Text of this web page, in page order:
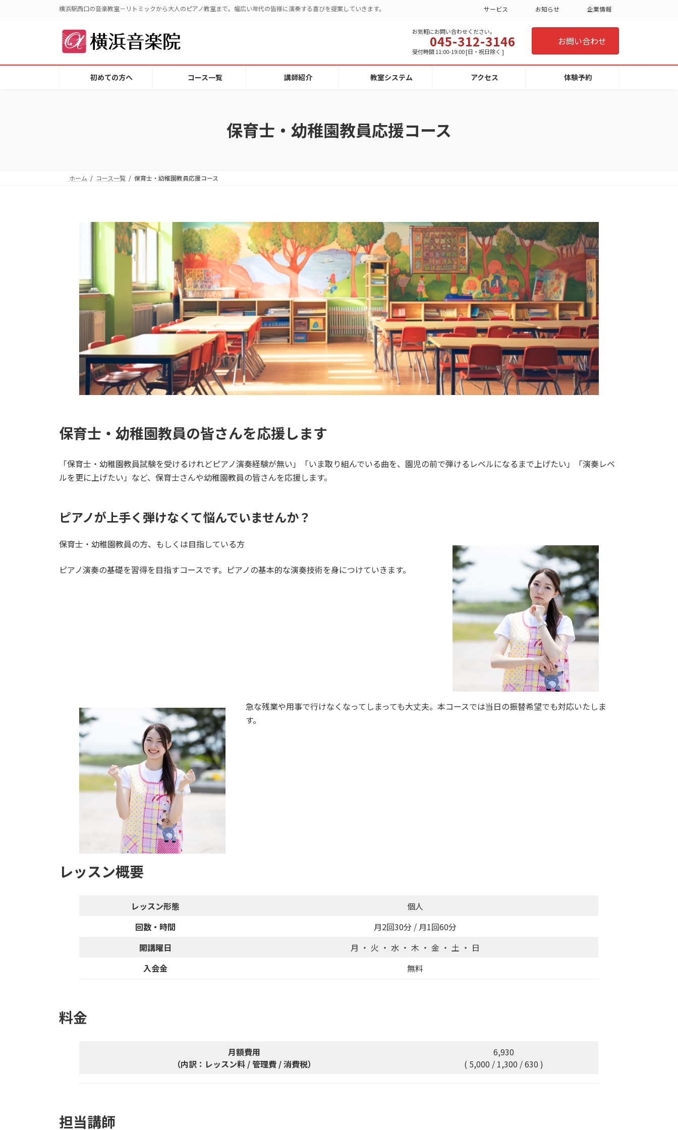
へ
ョ
横浜駅西口の音楽教室－リトミックから大人のピアノ教室まで。幅広い年代の皆様に演奏する喜びを提案していきます。 サービス お知らせ 企業情報
お気軽にお問い合わせください。
045-312-3146
受付時間 11:00-19:00 [日・祝日除く ]
お問い合わせ
初めての方へ コース一覧 講師紹介 教室システム アクセス 体験予約
保育士・幼稚園教員応援コース
ホーム コース一覧 保育士・幼稚園教員応援コース
保育士・幼稚園教員の皆さんを応援します
「保育士・幼稚園教員試験を受けるけれどピアノ演奏経験が無い」「いま取り組んでいる曲を、園児の前で弾けるレベルになるまで上げたい」「演奏レベ
ルを更に上げたい」など、保育士さんや幼稚園教員の皆さんを応援します。
ピアノが上手く弾けなくて悩んでいませんか？
保育士・幼稚園教員の方、もしくは目指している方
ピアノ演奏の基礎を習得を目指すコースです。ピアノの基本的な演奏技術を身につけていきます。
急な残業や用事で行けなくなってしまっても大丈夫。本コースでは当日の振替希望でも対応いたしま
す。
レッスン概要
レッスン形態
個人
回数・時間
月2回30分 / 月1回60分
開講曜日
月 ・ 火 ・ 水 ・ 木 ・ 金 ・ 土 ・ 日
入会金
無料
料金
月額費用
（内訳：レッスン料 / 管理費 / 消費税）
6,930
( 5,000 / 1,300 / 630 )
担当講師